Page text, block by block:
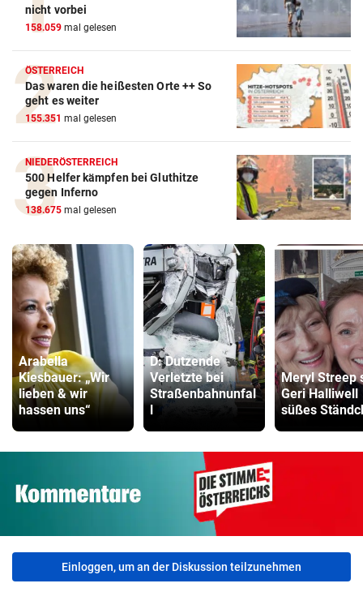
nicht vorbei
158.059 mal gelesen
ÖSTERREICH
Das waren die heißesten Orte ++ So
geht es weiter
155.351 mal gelesen
NIEDERÖSTERREICH
500 Helfer kämpfen bei Gluthitze
gegen Inferno
138.675 mal gelesen
Arabella
Kiesbauer: „Wir
lieben & wir
hassen uns“
D: Dutzende
Verletzte bei
Straßenbahnunfal
Meryl Streep
Geri Halliwell
süßes
Einloggen, um an der Diskussion teilzunehmen